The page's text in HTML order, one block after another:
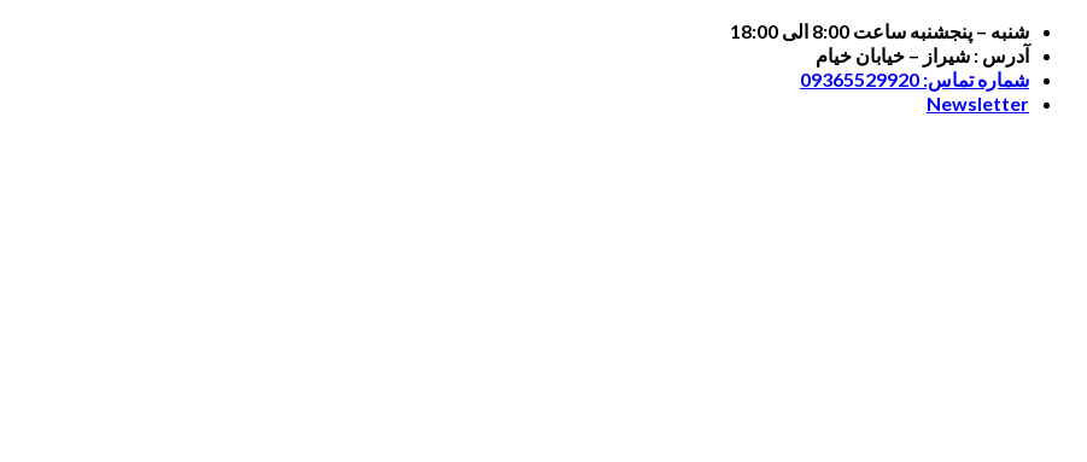
Skip
content
شنبه – پنجشنبه ساعت 8:00 الی 18:00
آدرس : شیراز – خیابان خیام
شماره تماس: 09365529920
Newsletter